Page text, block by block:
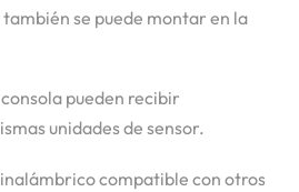
se puede montar en la
pueden recibir
unidades de sensor.
compatible con otros